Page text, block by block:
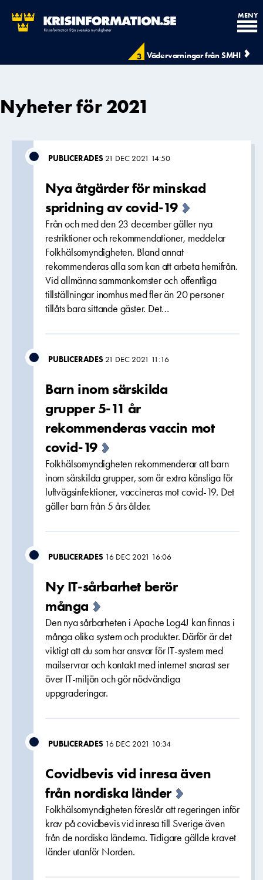
3 Vädervarningar från SMHI
MENY
Nyheter för 2021
PUBLICERADES 21 DEC 2021 14:50
Nya åtgärder för minskad
spridning av covid-19
Från och med den 23 december gäller nya
restriktioner och rekommendationer, meddelar
Folkhälsomyndigheten. Bland annat
rekommenderas alla som kan att arbeta hemifrån.
Vid allmänna sammankomster och offentliga
tillställningar inomhus med fler än 20 personer
tillåts bara sittande gäster. Det…
PUBLICERADES 21 DEC 2021 11:16
Barn inom särskilda
grupper 5-11 år
rekommenderas vaccin mot
covid-19
Folkhälsomyndigheten rekommenderar att barn
inom särskilda grupper, som är extra känsliga för
luftvägsinfektioner, vaccineras mot covid-19. Det
gäller barn från 5 års ålder.
PUBLICERADES 16 DEC 2021 16:06
Ny IT-sårbarhet berör
många
Den nya sårbarheten i Apache Log4J kan finnas i
många olika system och produkter. Därför är det
viktigt att du som har ansvar för IT-system med
mailservrar och kontakt med internet snarast ser
över IT-miljön och gör nödvändiga
uppgraderingar.
PUBLICERADES 16 DEC 2021 10:34
Covidbevis vid inresa även
från nordiska länder
Folkhälsomyndigheten föreslår att regeringen inför
krav på covidbevis vid inresa till Sverige även
från de nordiska länderna. Tidigare gällde kravet
länder utanför Norden.